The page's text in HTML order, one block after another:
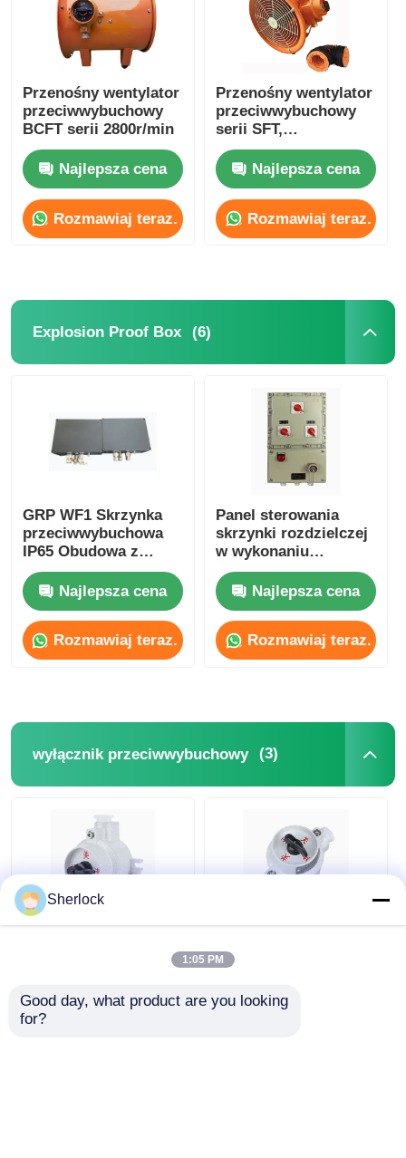
Przenośny wentylator
przeciwwybuchowy
BCFT serii 2800r/min
Najlepsza cena
Rozmawiaj teraz.
Przenośny wentylator
przeciwwybuchowy
serii SFT,
dostosowany, 1500-
10000m3/H
Najlepsza cena
Rozmawiaj teraz.
Explosion Proof Box (6)
GRP WF1 Skrzynka
przeciwwybuchowa
IP65 Obudowa z
odlewanego
aluminiumNajlepsza cena
Rozmawiaj teraz.
Panel sterowania
skrzynki rozdzielczej
w wykonaniu
przeciwwybuchowym
IP65, odporny na
korozję
Najlepsza cena
Rozmawiaj teraz.
wyłącznik przeciwwybuchowy (3)
odlewu aluminiowego
220V 380V
Najlepsza cena
oświetleniowy
przeciwwybuchowy,
wodoodporny IP65
220V/380VNajlepsza cena
Sherlock
1:05 PM
Good day, what product are you looking
for?